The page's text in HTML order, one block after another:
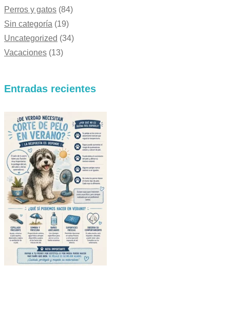
Perros y gatos (84)
Sin categoría (19)
Uncategorized (34)
Vacaciones (13)
Entradas recientes